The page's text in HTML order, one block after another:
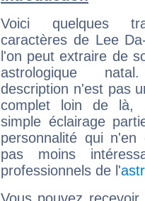
Voici quelques
caractères de Lee
l'on peut extraire de
astrologique
description n'est pas
complet loin de là,
simple éclairage
personnalité qui n'en
pas moins
professionnels de l'